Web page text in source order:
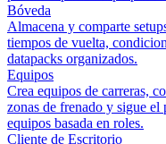
Bóveda
Almacena y comparte
tiempos de vuelta,
datapacks organizados.
Equipos
Crea equipos de carreras,
zonas de frenado y sigue
equipos basada en roles.
Cliente de Escritorio